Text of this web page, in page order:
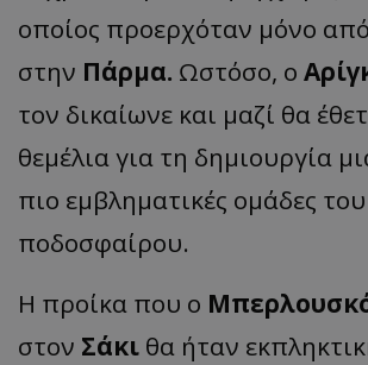
οποίος προερχόταν μόνο από
στην Πάρμα. Ωστόσο, ο
τον δικαίωνε και μαζί θα
θεμέλια για τη δημιουργία
πιο εμβληματικές ομάδες
ποδοσφαίρου.
Η προίκα που ο
στον Σάκι θα ήταν